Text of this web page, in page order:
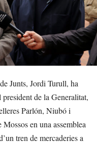
Junts, Jordi Turull, ha
de la Generalitat,
Parlón, Niubó i
en una assemblea
tren de mercaderies a